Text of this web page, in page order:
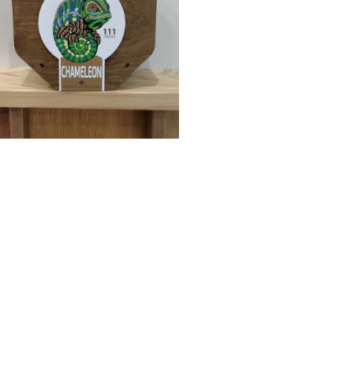
¥1,980
55%OFF